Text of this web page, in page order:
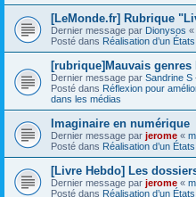
[LeMonde.fr] Rubrique
Dernier message par Dionysos «
Posté dans Réalisation d’un
[rubrique]Mauvais genres
Dernier message par Sandrine S
Posté dans Réflexion pour
dans les médias
Imaginaire en numérique
Dernier message par jerome «
Posté dans Réalisation d’un
[Livre Hebdo] Les
Dernier message par jerome «
Posté dans Réalisation d’un